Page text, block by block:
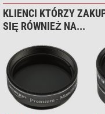
KLIENCI KTÓRZY
SIĘ RÓWNIEŻ NA...